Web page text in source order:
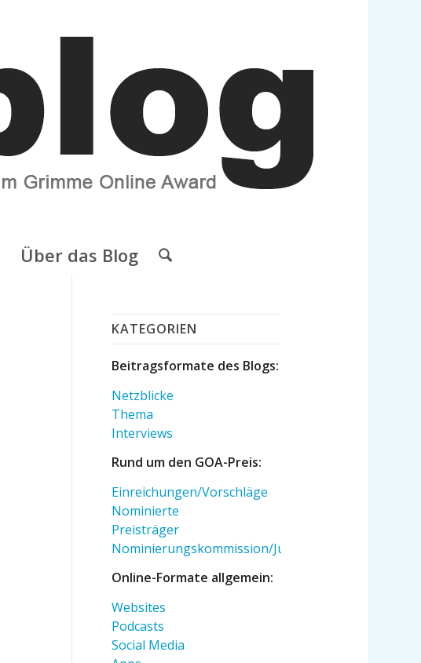
Über das Blog
KATEGORIEN
Beitragsformate des Blogs:
Netzblicke
Thema
Interviews
Rund um den GOA-Preis:
Einreichungen/Vorschläge
Nominierte
Preisträger
Nominierungskommission/Jury
Online-Formate allgemein:
Websites
Podcasts
Social Media